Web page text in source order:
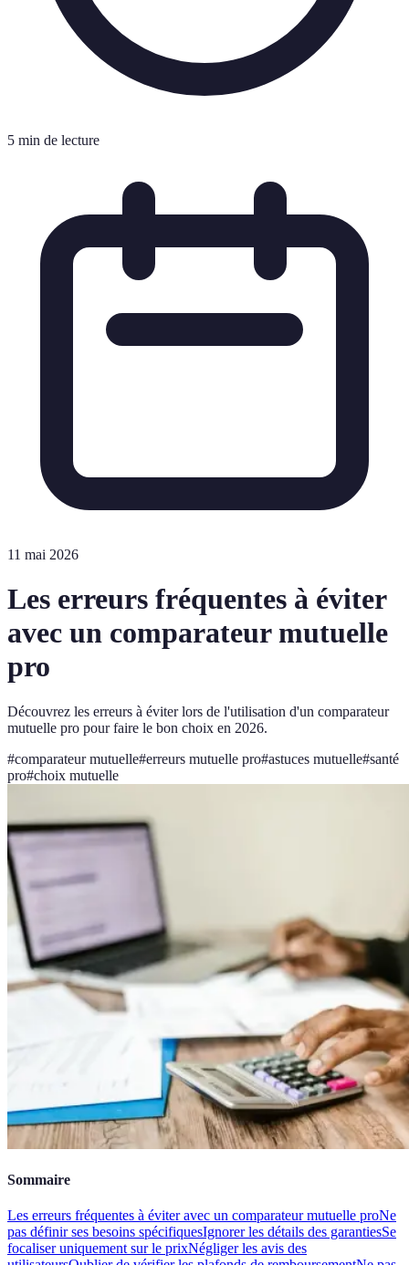
5 min de lecture
11 mai 2026
Les erreurs fréquentes à éviter
avec un comparateur mutuelle
pro
Découvrez les erreurs à éviter lors de l'utilisation d'un comparateur
mutuelle pro pour faire le bon choix en 2026.
#comparateur mutuelle#erreurs mutuelle pro#astuces mutuelle#santé
pro#choix mutuelle
Sommaire
Les erreurs fréquentes à éviter avec un comparateur mutuelle proNe
pas définir ses besoins spécifiquesIgnorer les détails des garantiesSe
focaliser uniquement sur le prixNégliger les avis des